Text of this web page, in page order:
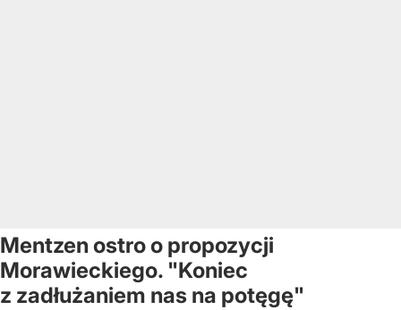
Mentzen ostro o propozycji
Morawieckiego. "Koniec
z zadłużaniem nas na potęgę"